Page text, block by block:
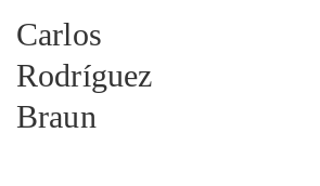
Carlos
Rodríguez
Braun